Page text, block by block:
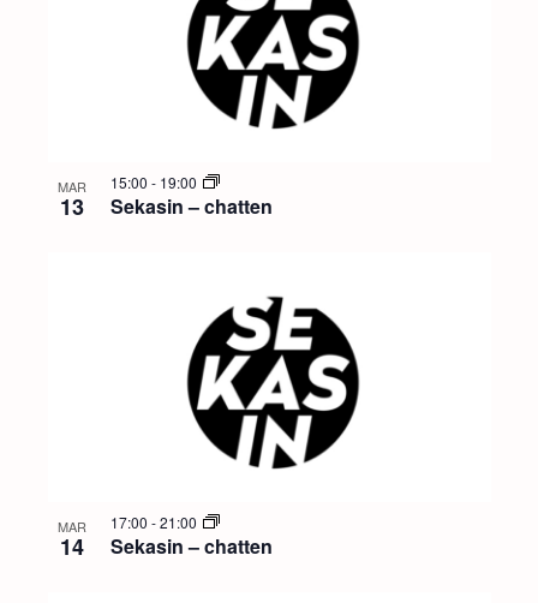
MAR
13 Sekasin – chatten
15:00 - 19:00
MAR
14 Sekasin – chatten
17:00 -21:00